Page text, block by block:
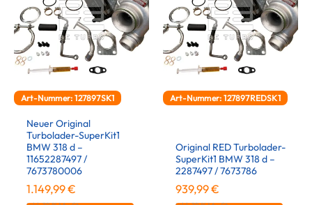
Art-Nummer: 127897SK1
Neuer Original
Turbolader-SuperKit1
BMW 318 d –
11652287497 /
7673780006
1.149,99€
Art-Nummer: 127897REDSK1
Original RED Turbolader-
SuperKit1 BMW 318 d –
2287497 / 7673786
939,99€